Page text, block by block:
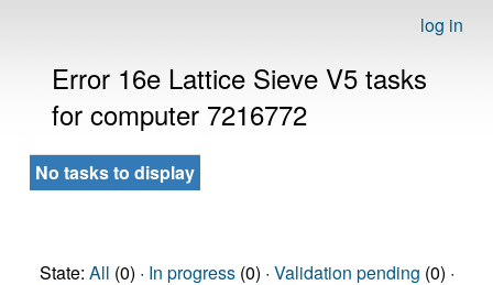
log in
Error 16e Lattice Sieve V5 tasks
for computer 7216772
No tasks to display
State: All (0) · In progress(0) · Validation pending (0) ·